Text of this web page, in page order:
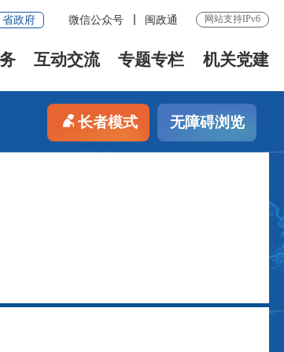
省政府 微信公众号 闽政通 网站支持IPv6
互动交流 专题专栏 机关党建
长者模式 无障碍浏览